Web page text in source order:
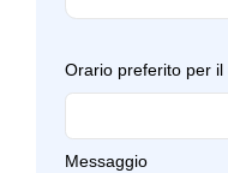
Orario preferito per il
Messaggio